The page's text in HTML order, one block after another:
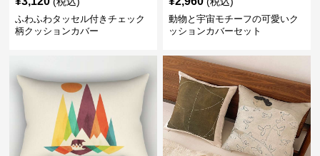
ふわふわタッセル付きチェック
柄クッションカバー
動物と宇宙モチーフの可愛いク
ッションカバーセット